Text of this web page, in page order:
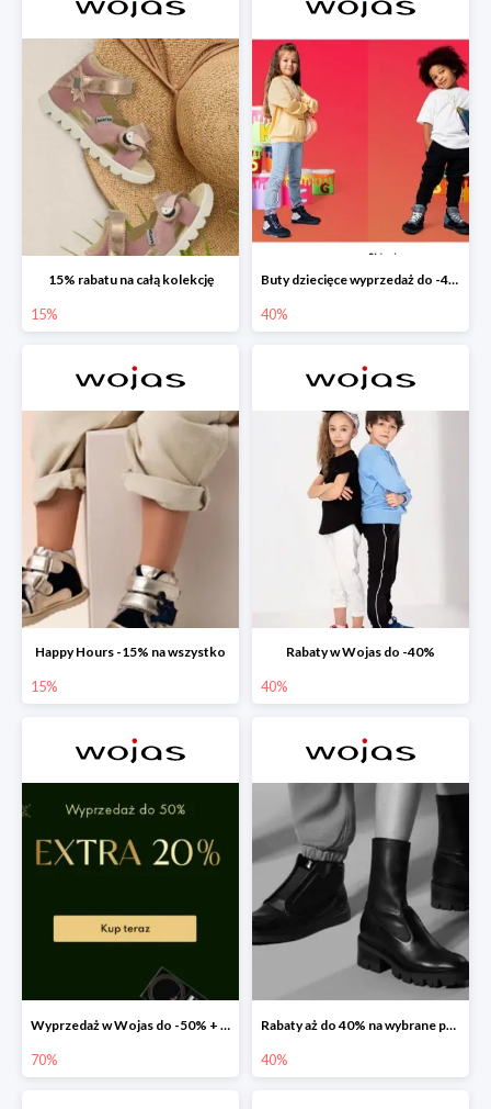
15% rabatu na całą kolekcję
15%
Buty dziecięce wyprzedaż do -40%
40%
Happy Hours -15% na wszystko
15%
Rabaty w Wojas do -40%
40%
Wyprzedaż w Wojas do -50% + extra 20% rabatu na wszystko
70%
Rabaty aż do 40% na wybrane produkty!
40%